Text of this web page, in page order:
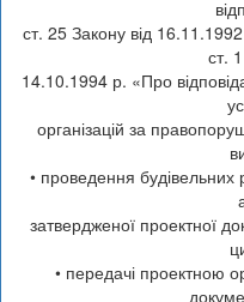
ст. 25 Закону від
ст.
14.10.1994 р. «Про
організацій за
• проведення будівельних
затвердженої проектної
• передачі проектною